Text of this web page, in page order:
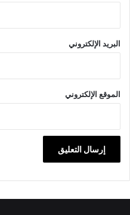
البريد الإلكتروني
الموقع الإلكتروني